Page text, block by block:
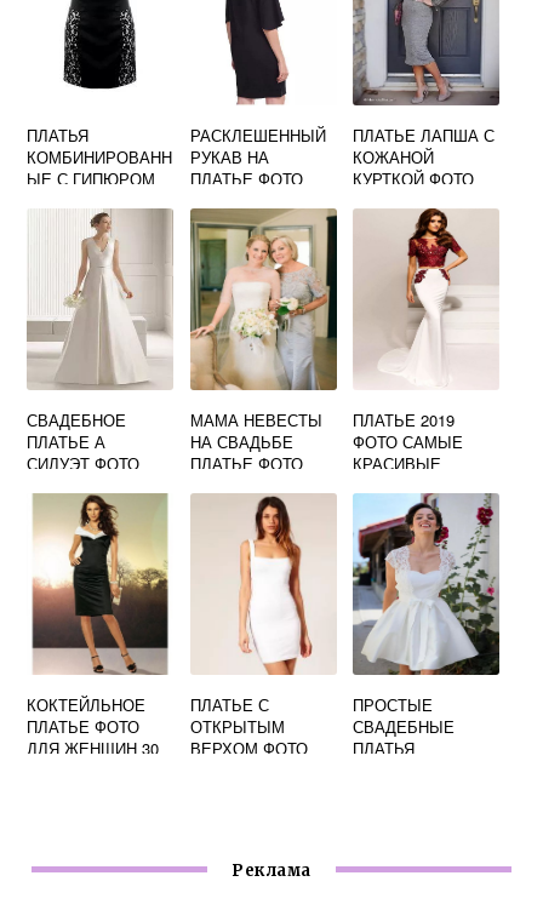
ПЛАТЬЯ
КОМБИНИРОВАНН
ЫЕ С ГИПЮРОМ
РАСКЛЕШЕННЫЙ
РУКАВ НА
ПЛАТЬЕ ФОТО
ПЛАТЬЕ ЛАПША С
КОЖАНОЙ
КУРТКОЙ ФОТО
СВАДЕБНОЕ
ПЛАТЬЕ А
СИЛУЭТ ФОТО
МАМА НЕВЕСТЫ
НА СВАДЬБЕ
ПЛАТЬЕ ФОТО
ПЛАТЬЕ 2019
ФОТО САМЫЕ
КРАСИВЫЕ
КОКТЕЙЛЬНОЕ
ПЛАТЬЕ ФОТО
ДЛЯ ЖЕНЩИН 30
ПЛАТЬЕ С
ОТКРЫТЫМ
ВЕРХОМ ФОТО
ПРОСТЫЕ
СВАДЕБНЫЕ
ПЛАТЬЯ
Реклама